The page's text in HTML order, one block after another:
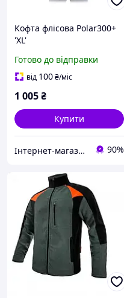
Кофта флісова Polar300+
'XL'
Готово до відправки
від 100₴/міс
1 005₴
Купити
Інтернет-магазин 100 Мікрон 90%